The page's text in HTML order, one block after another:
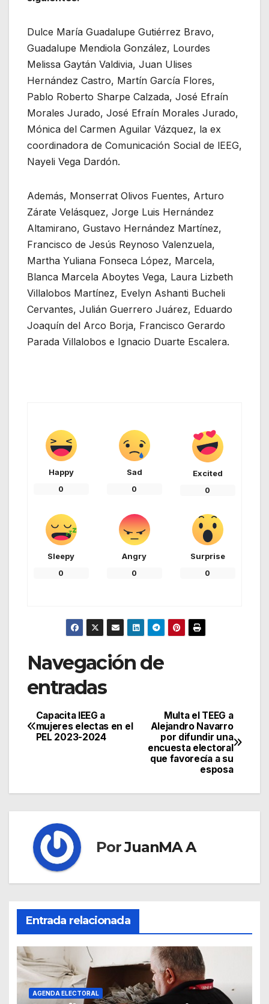
Dulce María Guadalupe Gutiérrez Bravo,
Guadalupe Mendiola González, Lourdes
Melissa Gaytán Valdivia, Juan Ulises
Hernández Castro, Martín García Flores,
Pablo Roberto Sharpe Calzada, José Efraín
Morales Jurado, José Efraín Morales Jurado,
Mónica del Carmen Aguilar Vázquez, la ex
coordinadora de Comunicación Social de lEEG,
Nayeli Vega Dardón.
Además, Monserrat Olivos Fuentes, Arturo
Zárate Velásquez, Jorge Luis Hernández
Altamirano, Gustavo Hernández Martínez,
Francisco de Jesús Reynoso Valenzuela,
Martha Yuliana Fonseca López, Marcela,
Blanca Marcela Aboytes Vega, Laura Lizbeth
Villalobos Martínez, Evelyn Ashanti Bucheli
Cervantes, Julián Guerrero Juárez, Eduardo
Joaquín del Arco Borja, Francisco Gerardo
Parada Villalobos e Ignacio Duarte Escalera.
Happy
0
Sad
0
Excited
0
Sleepy
0
Angry
0
Surprise
0
Navegación de
entradas
Multa el TEEG a
Alejandro Navarro
por difundir una
encuesta electoral
que favorecía a su
esposa
Capacita IEEG a
mujeres electas en el
PEL 2023-2024
PorJuanMA A
Entrada relacionada
AGENDA ELECTORAL